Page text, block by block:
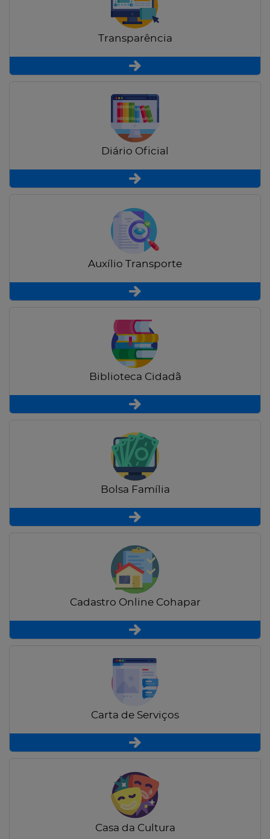
Transparência
Diário Oficial
Auxílio Transporte
Biblioteca Cidadã
Bolsa Família
Cadastro Online Cohapar
Carta de Serviços
Casa da Cultura